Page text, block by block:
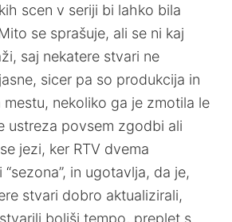
scen v seriji bi lahko bila
se sprašuje, ali se ni kaj
saj nekatere stvari ne
sicer pa so produkcija in
nekoliko ga je zmotila le
ustreza povsem zgodbi ali
jezi, ker RTV dvema
in ugotavlja, da je,
stvari dobro aktualizirali,
boljši tempo, preplet s